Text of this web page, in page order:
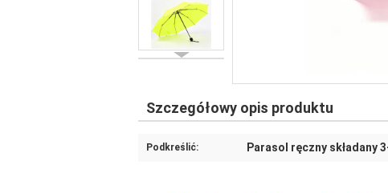
Szczegółowy opis produktu
Podkreślić: Parasol ręczny składany